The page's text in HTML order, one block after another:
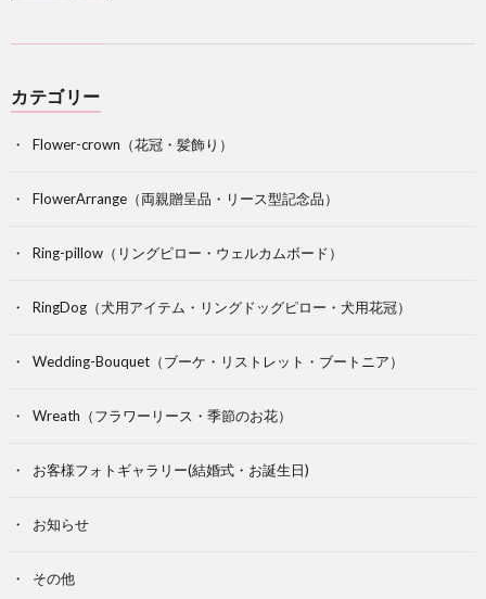
カテゴリー
Flower-crown（花冠・髪飾り）
FlowerArrange（両親贈呈品・リース型記念品）
Ring-pillow（リングピロー・ウェルカムボード）
RingDog（犬用アイテム・リングドッグピロー・犬用花冠）
Wedding-Bouquet（ブーケ・リストレット・ブートニア）
Wreath（フラワーリース・季節のお花）
お客様フォトギャラリー(結婚式・お誕生日)
お知らせ
その他